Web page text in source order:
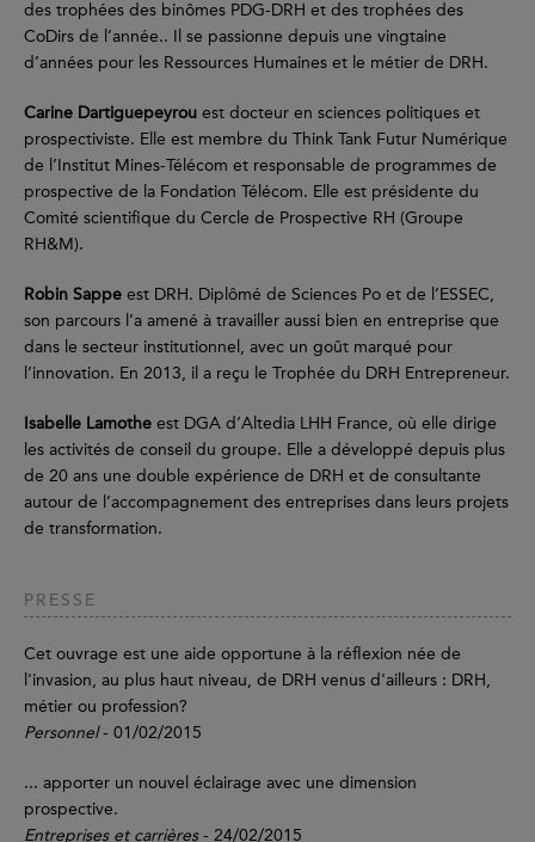
des trophées des binômes PDG-DRH et des trophées des
CoDirs de l’année.. Il se passionne depuis une vingtaine
d’années pour les Ressources Humaines et le métier de DRH.
Carine Dartiguepeyrou est docteur en sciences politiques et
prospectiviste. Elle est membre du Think Tank Futur Numérique
de l’Institut Mines-Télécom et responsable de programmes de
prospective de la Fondation Télécom. Elle est présidente du
Comité scientifique du Cercle de Prospective RH (Groupe
RH&M).
Robin Sappe est DRH. Diplômé de Sciences Po et de l’ESSEC,
son parcours l’a amené à travailler aussi bien en entreprise que
dans le secteur institutionnel, avec un goût marqué pour
l’innovation. En 2013, il a reçu le Trophée du DRH Entrepreneur.
Isabelle Lamothe est DGA d’Altedia LHH France, où elle dirige
les activités de conseil du groupe. Elle a développé depuis plus
de 20 ans une double expérience de DRH et de consultante
autour de l’accompagnement des entreprises dans leurs projets
de transformation.
PRESSE
Cet ouvrage est une aide opportune à la réflexion née de
l'invasion, au plus haut niveau, de DRH venus d'ailleurs : DRH,
métier ou profession?
Personnel- 01/02/2015
... apporter un nouvel éclairage avec une dimension
prospective.
Entreprises et carrières- 24/02/2015